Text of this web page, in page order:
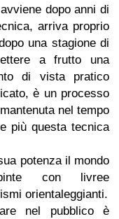
dopo anni di
arriva proprio
una stagione di
a frutto una
di vista pratico
è un processo
nel tempo
più questa tecnica
potenza il mondo
con livree
orientaleggianti.
nel pubblico è